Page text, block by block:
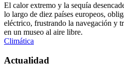
El calor extremo y la sequía
lo largo de diez países europeos,
eléctrico, frustrando la navegación y
en un museo al aire libre.
Climática
Actualidad